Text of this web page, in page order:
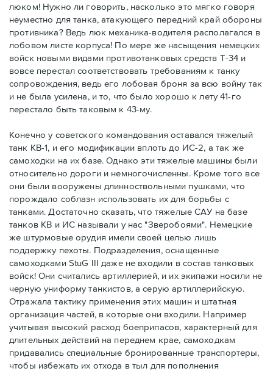
люком! Нужно ли говорить, насколько это мягко говоря
неуместно для танка, атакующего передний край обороны
противника? Ведь люк механика-водителя располагался в
лобовом листе корпуса! По мере же насыщения немецких
войск новыми видами противотанковых средств Т-34 и
вовсе перестал соответствовать требованиям к танку
сопровождения, ведь его лобовая броня за всю войну так
и не была усилена, и то, что было хорошо к лету 41-го
перестало быть таковым к 43-му.
Конечно у советского командования оставался тяжелый
танк КВ-1, и его модификации вплоть до ИС-2, а так же
самоходки на их базе. Однако эти тяжелые машины были
относительно дороги и немногочисленны. Кроме того все
они были вооружены длинноствольными пушками, что
порождало соблазн использовать их для борьбы с
танками. Достаточно сказать, что тяжелые САУ на базе
танков КВ и ИС называли у нас "Зверобоями". Немецкие
же штурмовые орудия имели своей целью лишь
поддержку пехоты. Подразделения, оснащенные
самоходками StuG III даже не входили в состав танковых
войск! Они считались артиллерией, и их экипажи носили не
черную униформу танкистов, а серую артиллерийскую.
Отражала тактику применения этих машин и штатная
организация частей, в которые они входили. Например
учитывая высокий расход боеприпасов, характерный для
длительных действий на переднем крае, самоходкам
придавались специальные бронированные транспортеры,
чтобы избежать их отхода в тыл для пополнения